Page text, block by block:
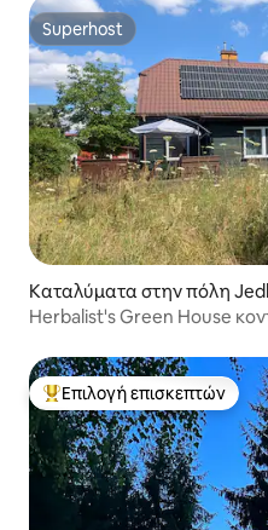
Superhost
Superhost
Καταλύματα στην πόλη
Herbalist's Green House
Κορυφαία επιλογή
Επιλογή επισκεπτών